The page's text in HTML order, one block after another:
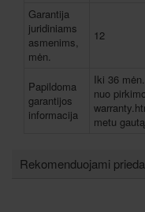
Garantija
juridiniams
asmenims,
mėn.
12
Papildoma
garantijos
informacija
Iki 36
nuo
metu
Rekomenduojami